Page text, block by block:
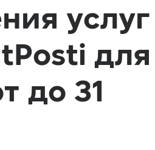
услуг
для
до 31